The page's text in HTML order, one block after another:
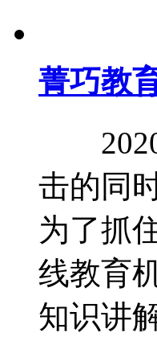
菁巧教
2020
击的同
为了抓
线教育
知识讲